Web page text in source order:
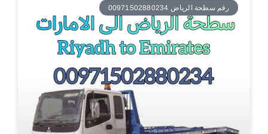
رقم سطحة الرياض 00971502880234